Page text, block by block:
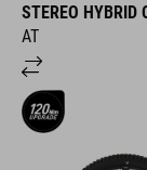
STEREO HYBRID
AT